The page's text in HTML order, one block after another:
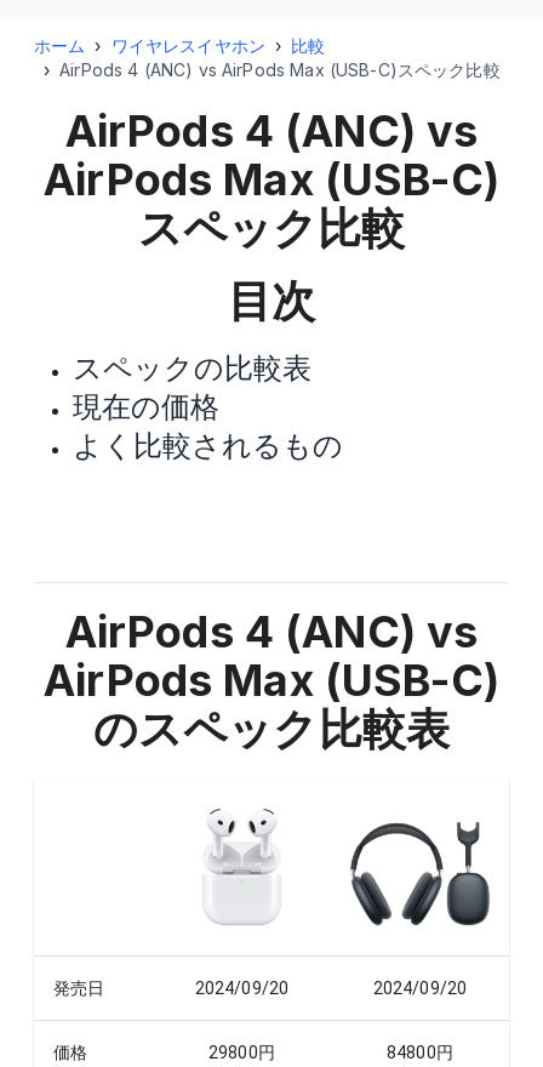
ホーム › ワイヤレスイヤホン › 比較
› AirPods 4 (ANC) vs AirPods Max (USB-C)スペック比較
AirPods 4 (ANC) vs
AirPods Max (USB-C)
スペック比較
目次
スペックの比較表
現在の価格
よく比較されるもの
AirPods 4 (ANC) vs
AirPods Max (USB-C)
のスペック比較表
発売日 2024/09/20 2024/09/20
価格 29800円 84800円